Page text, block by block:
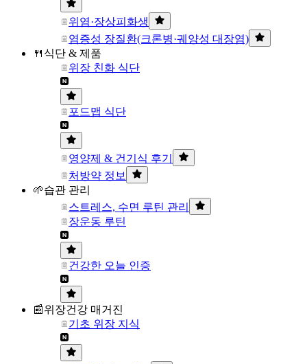
위염·장상피화생
염증성 장질환(크론병·궤양성 대장염)
🍴식단 & 제품
위장 친화 식단
포드맵 식단
영양제 & 건기식 후기
처방약 정보
🌱습관 관리
스트레스, 수면 루틴 관리
장운동 루틴
건강한 오늘 인증
📰위장건강 매거진
기초 위장 지식